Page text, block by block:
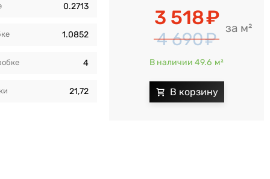
0.2713
1.0852
4
21,72
3 518
4 690
м²
В наличии 49.6 м²